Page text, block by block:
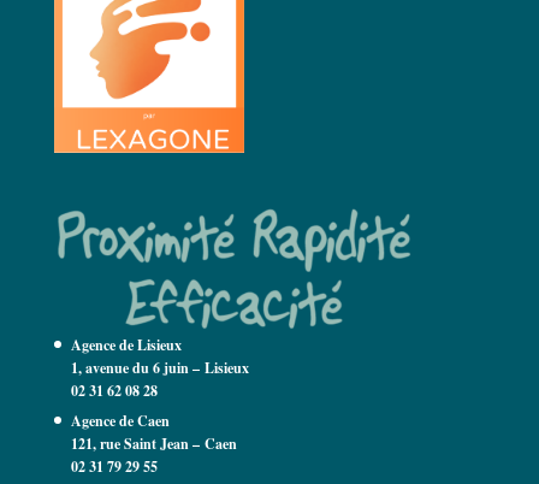
Agence de Lisieux
1, avenue du 6 juin – Lisieux
02 31 62 08 28
Agence de Caen
121, rue Saint Jean –Caen
02 31 79 29 55